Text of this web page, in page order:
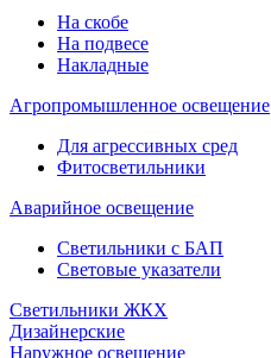
На скобе
На подвесе
Накладные
Агропромышленное освещение
Для агрессивных сред
Фитосветильники
Аварийное освещение
Светильники с БАП
Световые указатели
Светильники ЖКХ
Дизайнерские
Наружное освещение